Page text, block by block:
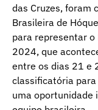
das Cruzes, foram
Brasileira de
para representar o
2024, que
entre os dias 21 e
classificatória para
uma oportunidade